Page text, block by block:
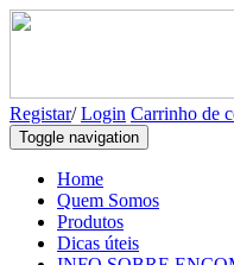
Registar/Login Carrinho de
Toggle navigation
Home
Quem Somos
Produtos
Dicas úteis